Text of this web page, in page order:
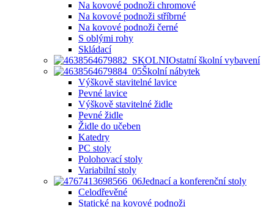
Na kovové podnoži chromové
Na kovové podnoži stříbrné
Na kovové podnoži černé
S oblými rohy
Skládací
Ostatní školní vybavení
Školní nábytek
Výškově stavitelné lavice
Pevné lavice
Výškově stavitelné židle
Pevné židle
Židle do učeben
Katedry
PC stoly
Polohovací stoly
Variabilní stoly
Jednací a konferenční stoly
Celodřevěné
Statické na kovové podnoži